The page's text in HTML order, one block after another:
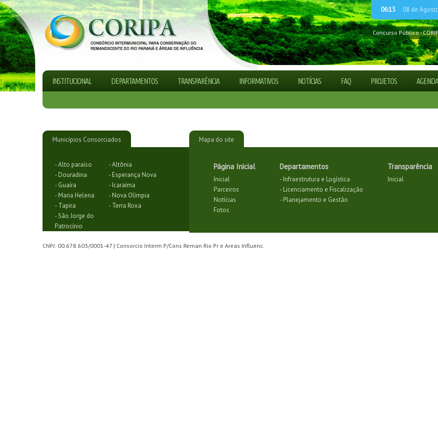
06:15 08 de
Concurso Público -
Guia explica Código
Processo Seletivo
ADETUR CAMINHO DAS
Processo Seletivo
Processo Seletivo
INSTITUCIONAL DEPARTAMENTOS TRANSPARÊNCIA INFORMATIVOS NOTÍCIAS FAQ PROJETOS AGENDA
Municípios Consorciados
- Alto paraíso
- Altônia
- Douradina
- Esperança Nova
- Guaíra
- Icaraíma
- Maria Helena
- Nova Olímpia
- Tapira
- Terra Roxa
- São Jorge do
Patrocínio
Mapa do site
Página Inicial
Inicial
Parceiros
Notícias
Fotos
Departamentos
- Infraestrutura e Logística
- Licenciamento e Fiscalização
- Planejamento e Gestão
Transparência
Inicial
CNPJ: 00.678.603/0001-47 | Consorcio Interm P/Cons Reman Rio Pr e Areas Influenc.